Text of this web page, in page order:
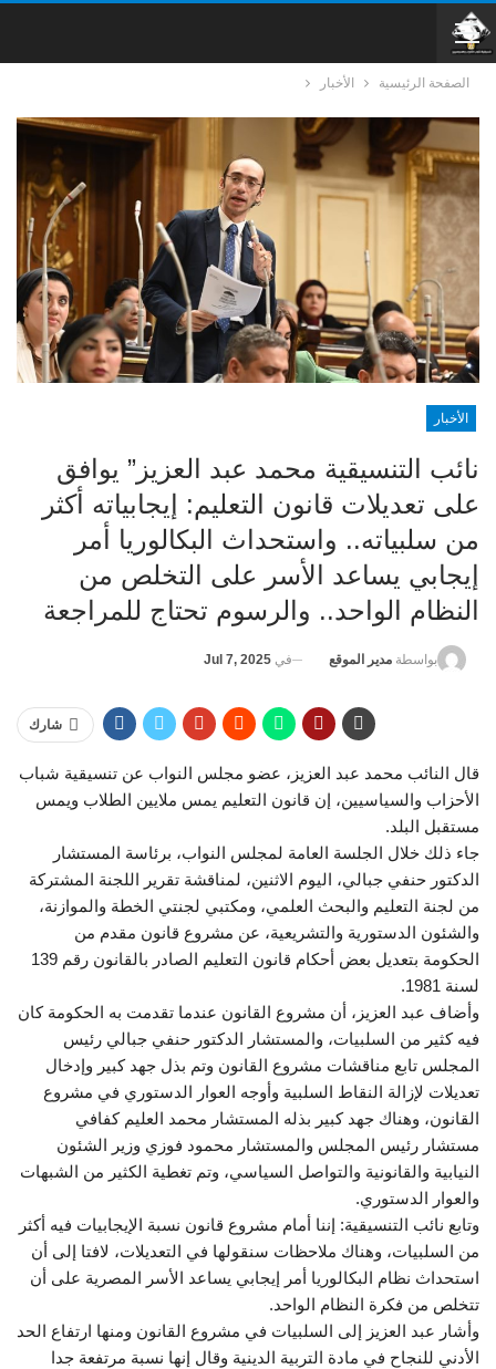
الصفحة الرئيسية الأخبار
الأخبار
نائب التنسيقية محمد عبد العزيز” يوافق
على تعديلات قانون التعليم: إيجابياته أكثر
من سلبياته.. واستحداث البكالوريا أمر
إيجابي يساعد الأسر على التخلص من
النظام الواحد.. والرسوم تحتاج للمراجعة
بواسطة مدير الموقع في Jul 7, 2025
شارك
قال النائب محمد عبد العزيز، عضو مجلس النواب عن تنسيقية شباب
الأحزاب والسياسيين، إن قانون التعليم يمس ملايين الطلاب ويمس
مستقبل البلد.
جاء ذلك خلال الجلسة العامة لمجلس النواب، برئاسة المستشار
الدكتور حنفي جبالي، اليوم الاثنين، لمناقشة تقرير اللجنة المشتركة
من لجنة التعليم والبحث العلمي، ومكتبي لجنتي الخطة والموازنة،
والشئون الدستورية والتشريعية، عن مشروع قانون مقدم من
الحكومة بتعديل بعض أحكام قانون التعليم الصادر بالقانون رقم 139
لسنة 1981.
وأضاف عبد العزيز، أن مشروع القانون عندما تقدمت به الحكومة كان
فيه كثير من السلبيات، والمستشار الدكتور حنفي جبالي رئيس
المجلس تابع مناقشات مشروع القانون وتم بذل جهد كبير وإدخال
تعديلات لإزالة النقاط السلبية وأوجه العوار الدستوري في مشروع
القانون، وهناك جهد كبير بذله المستشار محمد العليم كفافي
مستشار رئيس المجلس والمستشار محمود فوزي وزير الشئون
النيابية والقانونية والتواصل السياسي، وتم تغطية الكثير من الشبهات
والعوار الدستوري.
وتابع نائب التنسيقية: إننا أمام مشروع قانون نسبة الإيجابيات فيه أكثر
من السلبيات، وهناك ملاحظات سنقولها في التعديلات، لافتا إلى أن
استحداث نظام البكالوريا أمر إيجابي يساعد الأسر المصرية على أن
تتخلص من فكرة النظام الواحد.
وأشار عبد العزيز إلى السلبيات في مشروع القانون ومنها ارتفاع الحد
الأدني للنجاح في مادة التربية الدينية وقال إنها نسبة مرتفعة جدا